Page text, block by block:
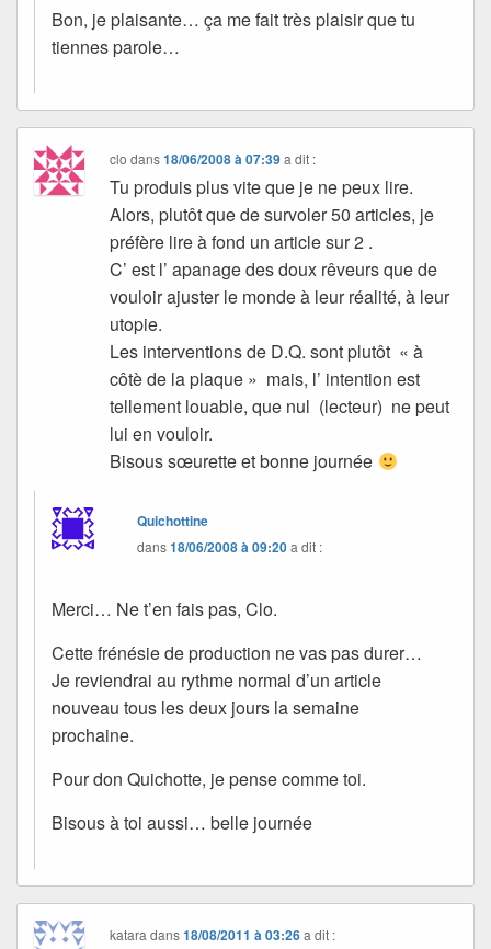
Bon, je plaisante… ça me fait très plaisir que tu
tiennes parole…
clo dans18/06/2008 à 07:39 a dit :
Tu produis plus vite que je ne peux lire.
Alors, plutôt que de survoler 50 articles, je
préfère lire à fond un article sur 2 .
C’ est l’ apanage des doux rêveurs que de
vouloir ajuster le monde à leur réalité, à leur
utopie.
Les interventions de D.Q. sont plutôt « à
côtè de la plaque » mais, l’ intention est
tellement louable, que nul (lecteur) ne peut
lui en vouloir.
Bisous sœurette et bonne journée
Quichottine
dans18/06/2008 à 09:20a dit :
Merci… Ne t’en fais pas, Clo.
Cette frénésie de production ne vas pas durer…
Je reviendrai au rythme normal d’un article
nouveau tous les deux jours la semaine
prochaine.
Pour don Quichotte, je pense comme toi.
Bisous à toi aussi… belle journée
katara dans18/08/2011 à 03:26 a dit :